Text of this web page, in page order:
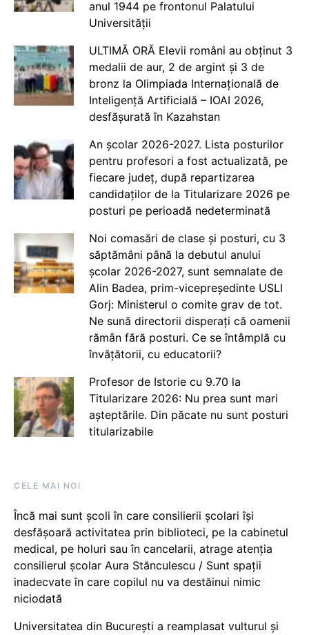
anul 1944 pe frontonul Palatului
Universității
ULTIMĂ ORĂ Elevii români au obținut 3
medalii de aur, 2 de argint și 3 de
bronz la Olimpiada Internațională de
Inteligență Artificială – IOAI 2026,
desfășurată în Kazahstan
An școlar 2026-2027. Lista posturilor
pentru profesori a fost actualizată, pe
fiecare județ, după repartizarea
candidaților de la Titularizare 2026 pe
posturi pe perioadă nedeterminată
Noi comasări de clase și posturi, cu 3
săptămâni până la debutul anului
școlar 2026-2027, sunt semnalate de
Alin Badea, prim-vicepreședinte USLI
Gorj: Ministerul o comite grav de tot.
Ne sună directorii disperați că oamenii
rămân fără posturi. Ce se întâmplă cu
învățătorii, cu educatorii?
Profesor de Istorie cu 9.70 la
Titularizare 2026: Nu prea sunt mari
așteptările. Din păcate nu sunt posturi
titularizabile
CELE MAI NOI
Încă mai sunt școli în care consilierii școlari își
desfășoară activitatea prin biblioteci, pe la cabinetul
medical, pe holuri sau în cancelarii, atrage atenția
consilierul școlar Aura Stănculescu / Sunt spații
inadecvate în care copilul nu va destăinui nimic
niciodată
Universitatea din București a reamplasat vulturul și